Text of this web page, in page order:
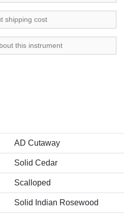
shipping cost
this instrument
AD Cutaway
Solid Cedar
Scalloped
Solid Indian Rosewood